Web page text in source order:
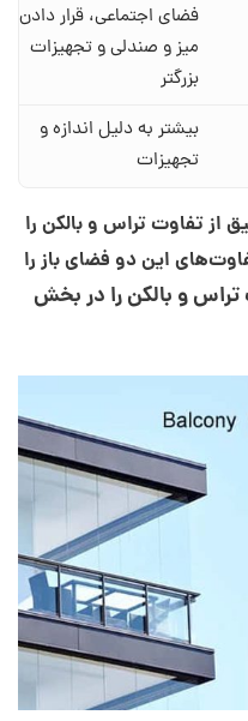
فضای اجتماعی، قرار دادن
میز و صندلی و تجهیزات
بزرگتر
بیشتر به دلیل اندازه و
تجهیزات
تفاوت تراس و بالکن را
این دو فضای باز را
تراس و بالکن را در بخش